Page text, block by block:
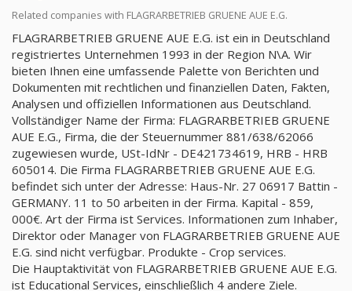
Related companies with FLAGRARBETRIEB GRUENE AUE E.G.
FLAGRARBETRIEB GRUENE AUE E.G. ist ein in Deutschland
registriertes Unternehmen 1993 in der Region N\A. Wir
bieten Ihnen eine umfassende Palette von Berichten und
Dokumenten mit rechtlichen und finanziellen Daten, Fakten,
Analysen und offiziellen Informationen aus Deutschland.
Vollständiger Name der Firma: FLAGRARBETRIEB GRUENE
AUE E.G., Firma, die der Steuernummer 881/638/62066
zugewiesen wurde, USt-IdNr - DE421734619, HRB - HRB
605014. Die Firma FLAGRARBETRIEB GRUENE AUE E.G.
befindet sich unter der Adresse: Haus-Nr. 27 06917 Battin -
GERMANY. 11 to 50 arbeiten in der Firma. Kapital - 859,
000€. Art der Firma ist Services. Informationen zum Inhaber,
Direktor oder Manager von FLAGRARBETRIEB GRUENE AUE
E.G. sind nicht verfügbar. Produkte - Crop services.
Die Hauptaktivität von FLAGRARBETRIEB GRUENE AUE E.G.
ist Educational Services, einschließlich 4 andere Ziele.